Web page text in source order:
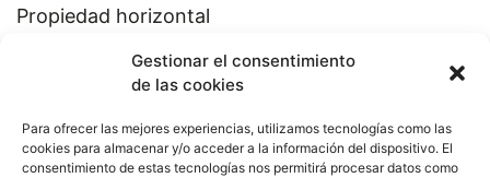
Gestionar el consentimiento
de las cookies
Para ofrecer las mejores experiencias, utilizamos tecnologías como las
cookies para almacenar y/o acceder a la información del dispositivo. El
consentimiento de estas tecnologías nos permitirá procesar datos como
Propiedad horizontal